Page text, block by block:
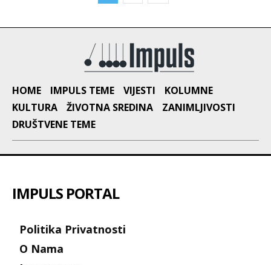
HOME IMPULS TEME VIJESTI
KOLUMNE
KULTURA
ŽIVOTNA SREDINA
ZANIMLJIVOSTI
DRUŠTVENE TEME
IMPULS PORTAL
Politika Privatnosti
O Nama